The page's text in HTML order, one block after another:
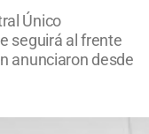
Único
seguirá al frente
anunciaron desde